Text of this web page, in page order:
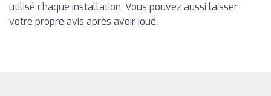
utilisé chaque installation. Vous pouvez aussi laisser
votre propre avis après avoir joué.